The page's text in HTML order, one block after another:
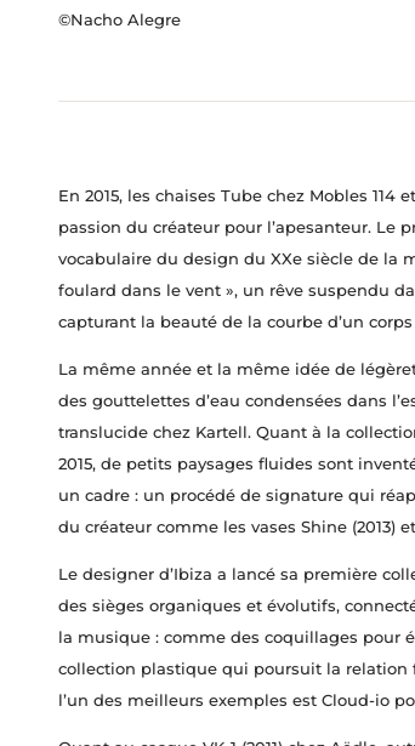
©Nacho Alegre
En 2015, les chaises Tube chez Mobles
passion du créateur pour l’apesanteur. Le
vocabulaire du design du XXe siècle de la
foulard dans le vent », un rêve suspendu
capturant la beauté de la courbe d’un
La même année et la même idée de
des gouttelettes d’eau condensées dans
translucide chez Kartell. Quant à la
2015, de petits paysages fluides sont
un cadre : un procédé de signature qui
du créateur comme les vases Shine (2013)
Le designer d’Ibiza a lancé sa première
des sièges organiques et évolutifs,
la musique : comme des coquillages pour
collection plastique qui poursuit la relation
l’un des meilleurs exemples est Cloud-io